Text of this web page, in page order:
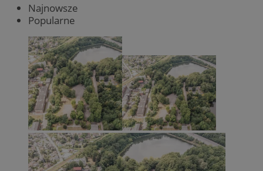
Najnowsze
Popularne